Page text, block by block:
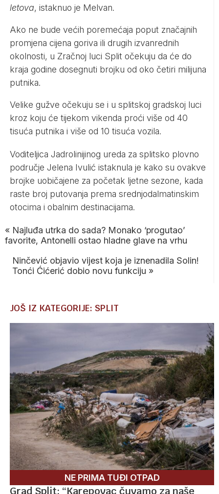
letova, istaknuo je Melvan.
Ako ne bude većih poremećaja poput značajnih
promjena cijena goriva ili drugih izvanrednih
okolnosti, u Zračnoj luci Split očekuju da će do
kraja godine dosegnuti brojku od oko četiri milijuna
putnika.
Velike gužve očekuju se i u splitskoj gradskoj luci
kroz koju će tijekom vikenda proći više od 40
tisuća putnika i više od 10 tisuća vozila.
Voditeljica Jadrolinijinog ureda za splitsko plovno
područje Jelena Ivulić istaknula je kako su ovakve
brojke uobičajene za početak ljetne sezone, kada
raste broj putovanja prema srednjodalmatinskim
otocima i obalnim destinacijama.
« Najluđa utrka do sada? Monako ‘progutao’
favorite, Antonelli ostao hladne glave na vrhu
Ninčević objavio vijest koja je iznenadila Solin!
Tonći Ćićerić dobio novu funkciju »
JOŠ IZ KATEGORIJE: SPLIT
NE PRIMA TUĐI OTPAD
Grad Split: “Karepovac čuvamo za naše